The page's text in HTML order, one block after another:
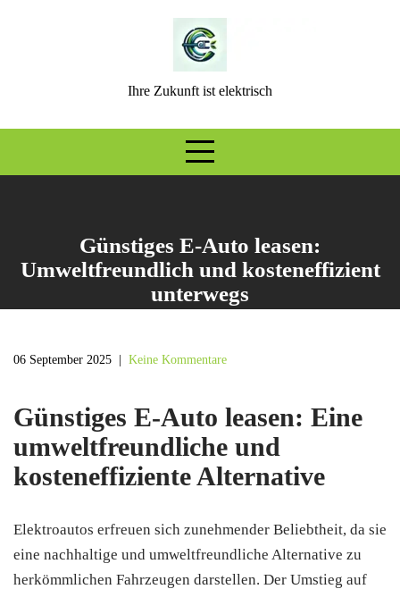
Ihre Zukunft ist elektrisch
Günstiges E-Auto leasen:
Umweltfreundlich und kosteneffizient
unterwegs
06 September 2025 Keine Kommentare
Günstiges E-Auto leasen: Eine
umweltfreundliche und
kosteneffiziente Alternative
Elektroautos erfreuen sich zunehmender Beliebtheit, da sie
eine nachhaltige und umweltfreundliche Alternative zu
herkömmlichen Fahrzeugen darstellen. Der Umstieg auf